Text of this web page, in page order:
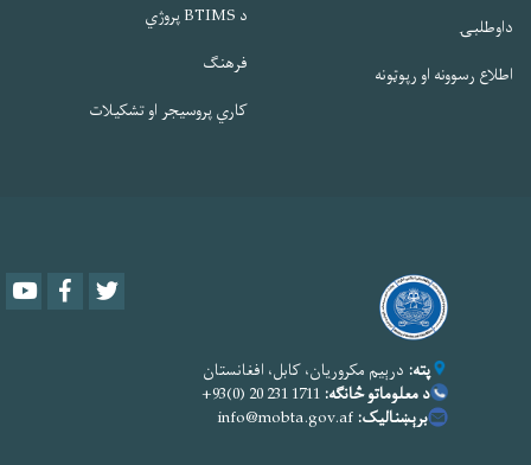
داوطلبۍ
اطلاع رسوونه او رپوټونه
د BTIMS پروژي
فرهنګ
کاري پروسیجر او تشکیلات
Youtube Facebook
پته: درېیم مکروریان، کابل، افغانستان
د معلوماتو څانګه: 1711 231 20 (0)93+
برېښنالیک: info@mobta.gov.af